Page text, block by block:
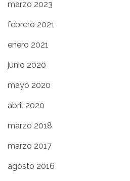
marzo 2023
febrero 2021
enero 2021
junio 2020
mayo 2020
abril 2020
marzo 2018
marzo 2017
agosto 2016